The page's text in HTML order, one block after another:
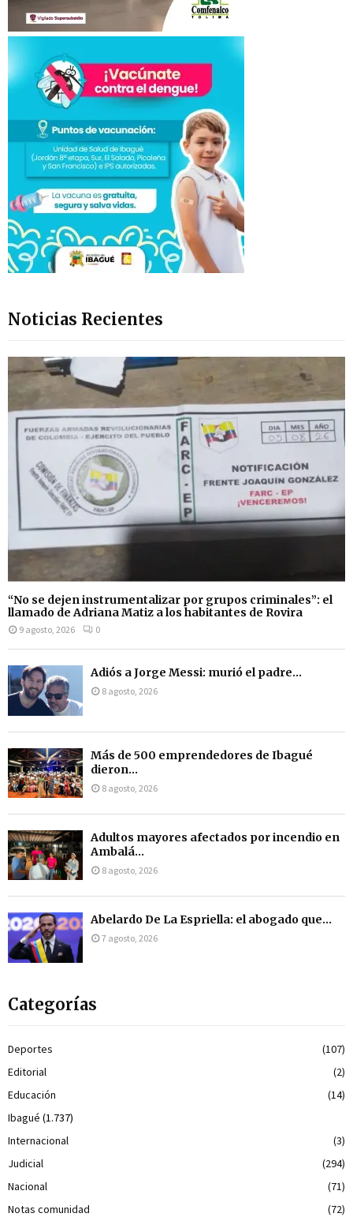
Noticias Recientes
“No se dejen instrumentalizar por grupos criminales”: el
llamado de Adriana Matiz a los habitantes de Rovira
9 agosto, 2026 0
Adiós a Jorge Messi: murió el padre...
8 agosto, 2026
Más de 500 emprendedores de Ibagué
dieron...
8 agosto, 2026
Adultos mayores afectados por incendio en
Ambalá...
8 agosto, 2026
Abelardo De La Espriella: el abogado que...
7 agosto, 2026
Categorías
Deportes
(107)
Editorial
(2)
Educación
(14)
Ibagué (1.737)
Internacional
(3)
Judicial
(294)
Nacional
(71)
Notas comunidad
(72)